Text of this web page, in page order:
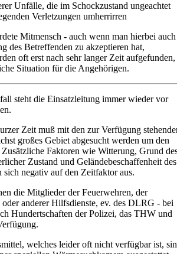
Unfälle, die im Schockzustand ungeachtet
Verletzungen umherrirren
Mitmensch - auch wenn man hierbei auch
des Betreffenden zu akzeptieren hat,
oft erst nach sehr langer Zeit aufgefunden,
Situation für die Angehörigen.
steht die Einsatzleitung immer wieder vor
Zeit muß mit den zur Verfügung
großes Gebiet abgesucht werden um den
Faktoren wie Witterung, Grund
Zustand und Geländebeschaffenheit des
sich negativ auf den Zeitfaktor aus.
die Mitglieder der Feuerwehren, der
anderer Hilfsdienste, ev. des DLRG - bei
Hundertschaften der Polizei, das THW und
welches leider oft nicht verfügbar ist,